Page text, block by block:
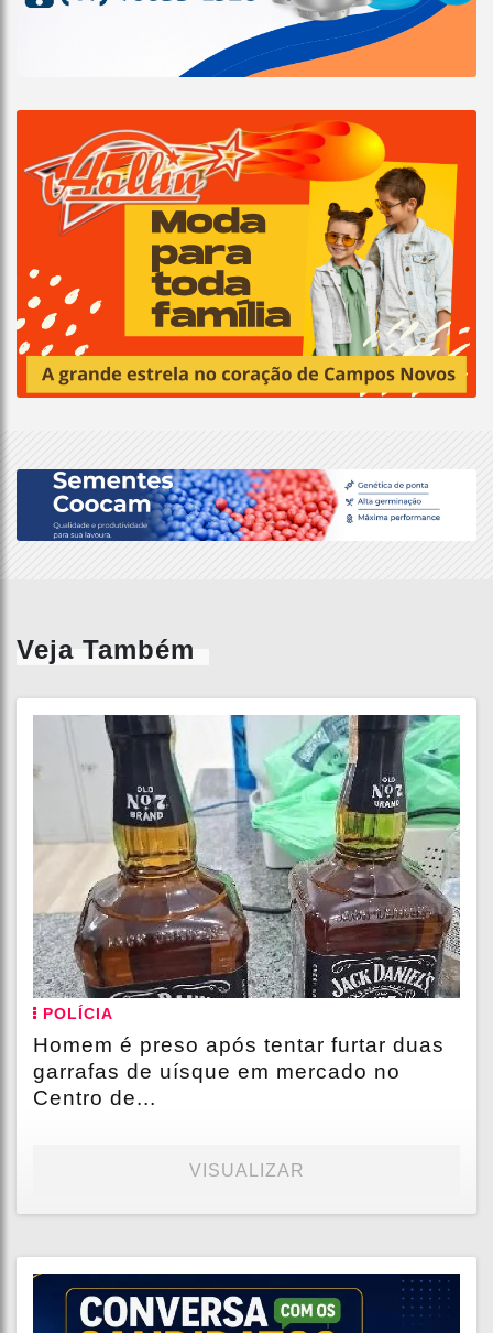
Veja Também
POLÍCIA
Homem é preso após tentar furtar duas
garrafas de uísque em mercado no
Centro de...
VISUALIZAR